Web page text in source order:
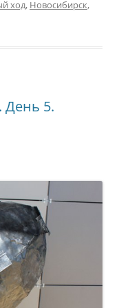
ход, Новосибирск,
День 5.